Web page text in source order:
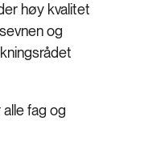
høy kvalitet
og
fag og